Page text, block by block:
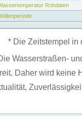
Rohdaten
* Die Zeitstempel in
Wasserstraßen-
Daher wird keine